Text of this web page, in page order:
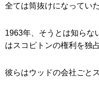
全ては筒抜けになっていた
1963年、そうとは知らな
はスコピトンの権利を独
彼らはウッドの会社ごと